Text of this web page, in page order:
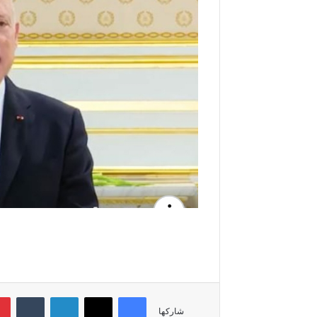
شاركها
فيسبوك ‫X لينكدإن